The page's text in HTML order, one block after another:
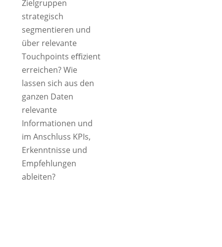
Zielgruppen
strategisch
segmentieren und
über relevante
Touchpoints eﬃzient
erreichen? Wie
lassen sich aus den
ganzen Daten
relevante
Informationen und
im Anschluss KPIs,
Erkenntnisse und
Empfehlungen
ableiten?